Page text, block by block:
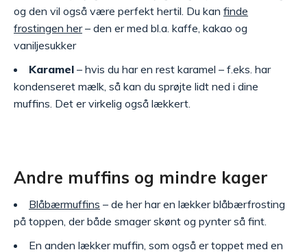
og den vil også være perfekt hertil. Du kan finde
frostingen her– den er med bl.a. kaffe, kakao og
vaniljesukker
Karamel – hvis du har en rest karamel – f.eks. har
kondenseret mælk, så kan du sprøjte lidt ned i dine
muffins. Det er virkelig også lækkert.
Andre muffins og mindre kager
Blåbærmuffins – de her har en lækker blåbærfrosting
på toppen, der både smager skønt og pynter så fint.
En anden lækker muffin, som også er toppet med en